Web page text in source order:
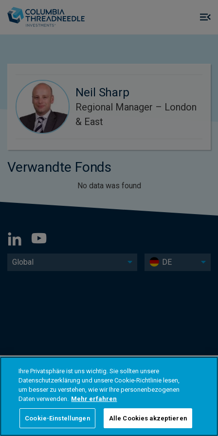
Neil Sharp
Regional Manager – London
& East
Verwandte Fonds
No data was found
Global DE
Ihre Privatsphäre ist uns wichtig. Sie sollten unsere
Datenschutzerklärung und unsere Cookie-Richtlinie lesen,
um besser zu verstehen, wie wir Ihre personenbezogenen
Daten verwenden. Mehr erfahren
Cookie-Einstellungen Alle Cookies akzeptieren